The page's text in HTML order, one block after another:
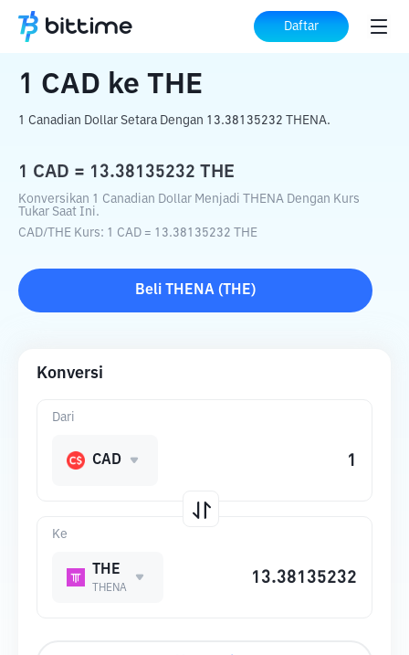
Daftar
Beranda Konverter Kripto ke THE
1 CAD ke THE
1 Canadian Dollar Setara Dengan 13.38135232 THENA.
1 CAD = 13.38135232 THE
Konversikan 1 Canadian Dollar Menjadi THENA Dengan Kurs
Tukar Saat Ini.
CAD/ THE Kurs: 1 CAD = 13.38135232 THE
Beli THENA ( THE)
Konversi
Ke
THE
THENA
Dari
CAD